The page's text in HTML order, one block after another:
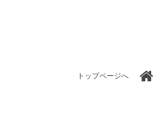
トップページへ